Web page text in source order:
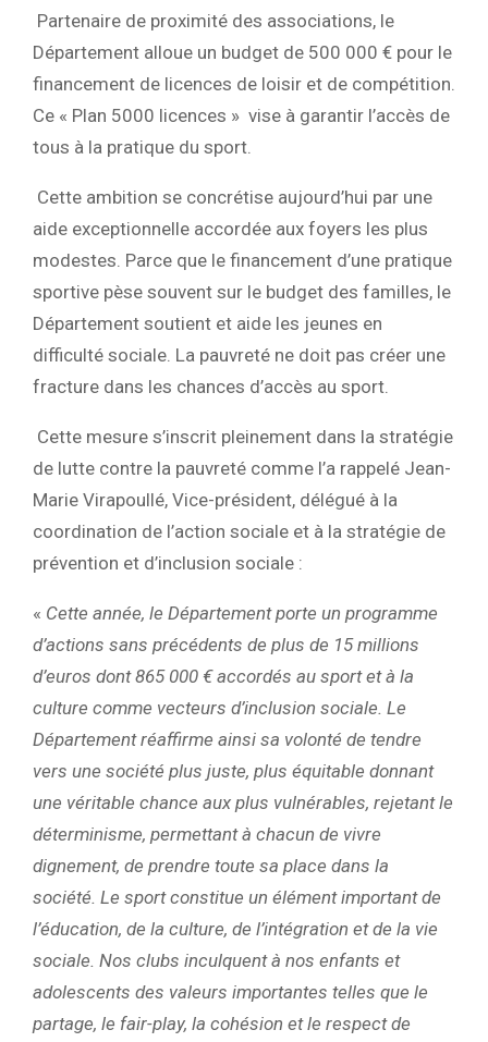
Partenaire de proximité des associations, le
Département alloue un budget de 500 000 € pour le
financement de licences de loisir et de compétition.
Ce « Plan 5000 licences » vise à garantir l’accès de
tous à la pratique du sport.
Cette ambition se concrétise aujourd’hui par une
aide exceptionnelle accordée aux foyers les plus
modestes. Parce que le financement d’une pratique
sportive pèse souvent sur le budget des familles, le
Département soutient et aide les jeunes en
difficulté sociale. La pauvreté ne doit pas créer une
fracture dans les chances d’accès au sport.
Cette mesure s’inscrit pleinement dans la stratégie
de lutte contre la pauvreté comme l’a rappelé Jean-
Marie Virapoullé, Vice-président, délégué à la
coordination de l’action sociale et à la stratégie de
prévention et d’inclusion sociale :
« Cette année, le Département porte un programme
d’actions sans précédents de plus de 15 millions
d’euros dont 865 000 € accordés au sport et à la
culture comme vecteurs d’inclusion sociale. Le
Département réaffirme ainsi sa volonté de tendre
vers une société plus juste, plus équitable donnant
une véritable chance aux plus vulnérables, rejetant le
déterminisme, permettant à chacun de vivre
dignement, de prendre toute sa place dans la
société. Le sport constitue un élément important de
l’éducation, de la culture, de l’intégration et de la vie
sociale. Nos clubs inculquent à nos enfants et
adolescents des valeurs importantes telles que le
partage, le fair-play, la cohésion et le respect de